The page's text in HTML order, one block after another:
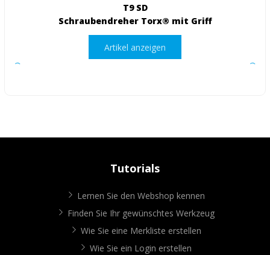
T9 SD
Schraubendreher Torx® mit Griff
Artikel anzeigen
Tutorials
Lernen Sie den Webshop kennen
Finden Sie Ihr gewünschtes Werkzeug
Wie Sie eine Merkliste erstellen
Wie Sie ein Login erstellen